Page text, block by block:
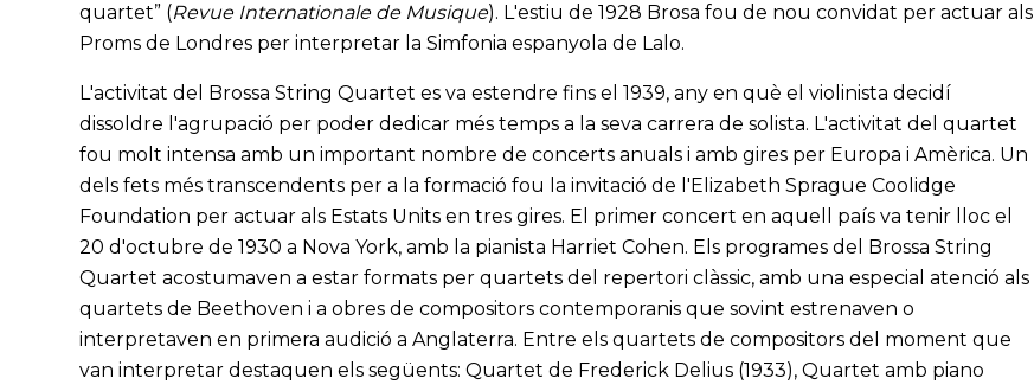
quartet” (Revue Internationale de Musique). L'estiu de 1928 Brosa fou de nou convidat per actuar als
Proms de Londres per interpretar la Simfonia espanyola de Lalo.
L'activitat del Brossa String Quartet es va estendre fins el 1939, any en què el violinista decidí
dissoldre l'agrupació per poder dedicar més temps a la seva carrera de solista. L'activitat del quartet
fou molt intensa amb un important nombre de concerts anuals i amb gires per Europa i Amèrica. Un
dels fets més transcendents per a la formació fou la invitació de l'Elizabeth Sprague Coolidge
Foundation per actuar als Estats Units en tres gires. El primer concert en aquell país va tenir lloc el
20 d'octubre de 1930 a Nova York, amb la pianista Harriet Cohen. Els programes del Brossa String
Quartet acostumaven a estar formats per quartets del repertori clàssic, amb una especial atenció als
quartets de Beethoven i a obres de compositors contemporanis que sovint estrenaven o
interpretaven en primera audició a Anglaterra. Entre els quartets de compositors del moment que
van interpretar destaquen els següents: Quartet de Frederick Delius (1933), Quartet amb piano